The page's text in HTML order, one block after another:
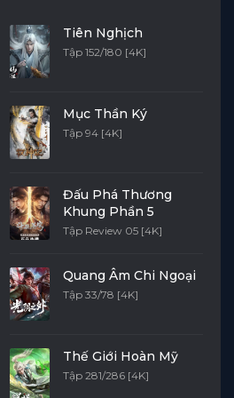
Tiên Nghịch
Tập 152/180 [4K]
Mục Thần Ký
Tập 94 [4K]
Đấu Phá Thương
Khung Phần 5
Tập Review 05 [4K]
Quang Âm Chi Ngoại
Tập 33/78 [4K]
Thế Giới Hoàn Mỹ
Tập 281/286 [4K]